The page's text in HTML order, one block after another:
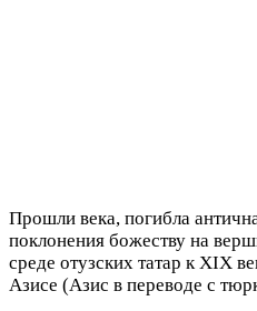
Прошли века, погибла
поклонения божеству на
среде отузских татар к XIX
Азисе (Азис в переводе с